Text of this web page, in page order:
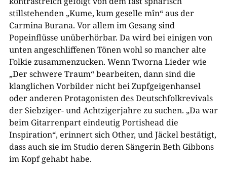
stillstehenden „Kume, kum geselle mîn“ aus der
Carmina Burana. Vor allem im Gesang sind
Popeinflüsse unüberhörbar. Da wird bei einigen von
unten angeschliffenen Tönen wohl so mancher alte
Folkie zusammenzucken. Wenn Tworna Lieder wie
„Der schwere Traum“ bearbeiten, dann sind die
klanglichen Vorbilder nicht bei Zupfgeigenhansel
oder anderen Protagonisten des Deutschfolkrevivals
der Siebziger- und Achtzigerjahre zu suchen. „Da war
beim Gitarrenpart eindeutig Portishead die
Inspiration“, erinnert sich Other, und Jäckel bestätigt,
dass auch sie im Studio deren Sängerin Beth Gibbons
im Kopf gehabt habe.